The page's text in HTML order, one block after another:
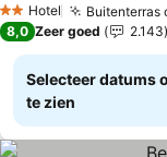
2 Sterren
Hotel Buitenterras
8,0 Zeer goed 2.143
Selecteer datums
te zien